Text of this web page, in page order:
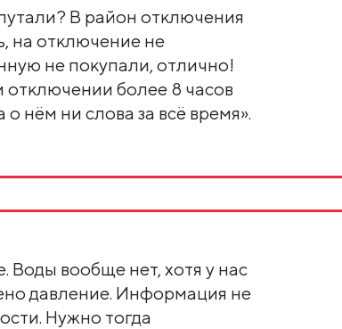
В район отключения
на отключение не
не покупали, отлично!
более 8 часов
нём ни слова за всё время».
Воды вообще нет, хотя у нас
давление. Информация не
Нужно тогда